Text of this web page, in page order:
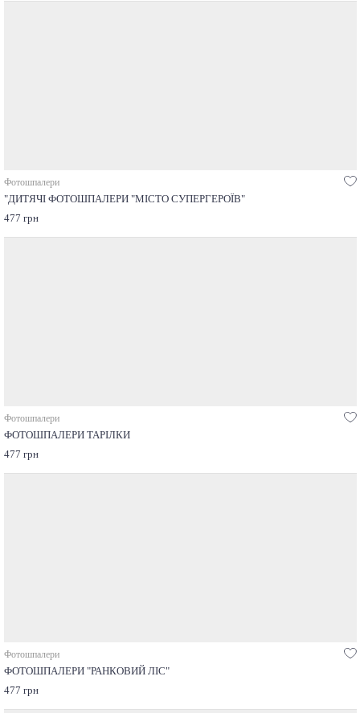
Фотошпалери
"ДИТЯЧІ ФОТОШПАЛЕРИ "МІСТО СУПЕРГЕРОЇВ"
477 грн
Фотошпалери
ФОТОШПАЛЕРИ ТАРІЛКИ
477 грн
Фотошпалери
ФОТОШПАЛЕРИ "РАНКОВИЙ ЛІС"
477 грн